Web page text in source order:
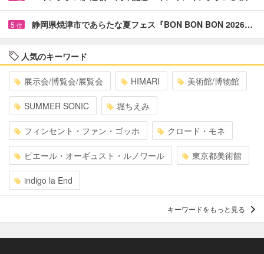
5 位 静岡県焼津市であらたな夏フェス『BON BON BON 2026…
人気のキーワード
展示会/博覧会/展覧会 HIMARI 美術館/博物館
SUMMER SONIC 堀ちえみ
フィンセント・ファン・ゴッホ クロード・モネ
ピエール・オーギュスト・ルノワール 東京都美術館
indigo la End
キーワードをもっと見る